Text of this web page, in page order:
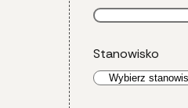
Stanowisko